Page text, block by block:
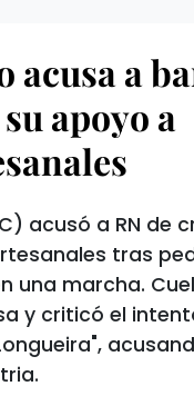
a
apoyo a
acusó a RN de
tras
una marcha.
y criticó el